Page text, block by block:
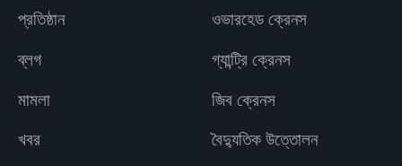
প্রতিষ্ঠান
ব্লগ
মামলা
খবর
ওভারহেড ক্রেনস
গ্যান্ট্রি ক্রেনস
জিব ক্রেনস
বৈদ্যুতিক উত্তোলন